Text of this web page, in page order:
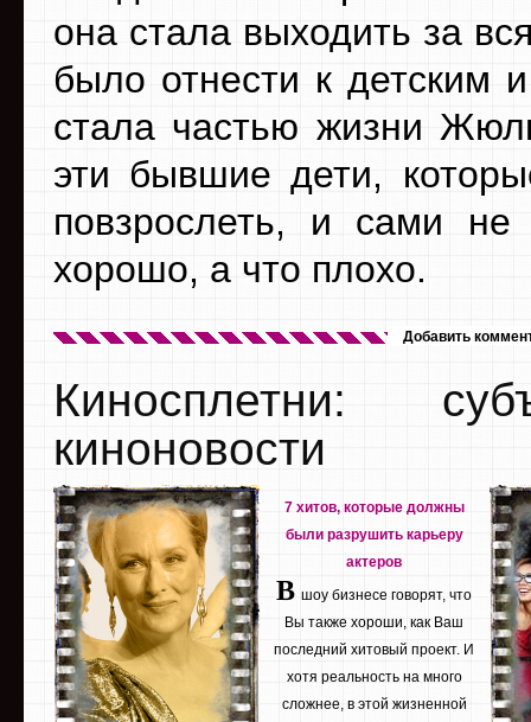
она стала выходить за
было отнести к детским
стала частью жизни
эти бывшие дети,
повзрослеть, и сами
хорошо, а что плохо.
Добавить
Киносплетни:
киноновости
7 хитов, которые должны
были разрушить карьеру
актеров
В шоу бизнесе говорят, что
Вы также хороши, как Ваш
последний хитовый проект. И
хотя реальность на много
сложнее, в этой жизненной